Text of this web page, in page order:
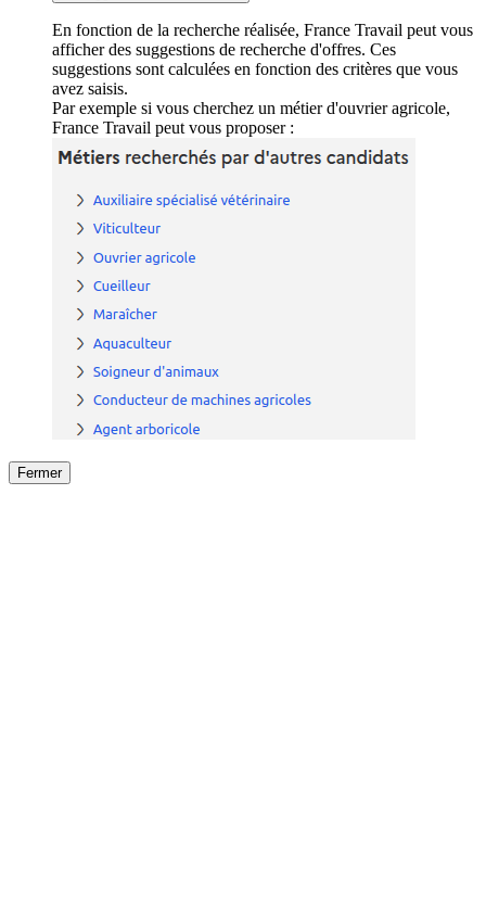
En fonction de la recherche réalisée, France Travail peut vous
afficher des suggestions de recherche d'offres. Ces
suggestions sont calculées en fonction des critères que vous
avez saisis.
Par exemple si vous cherchez un métier d'ouvrier agricole,
France Travail peut vous proposer :
Fermer